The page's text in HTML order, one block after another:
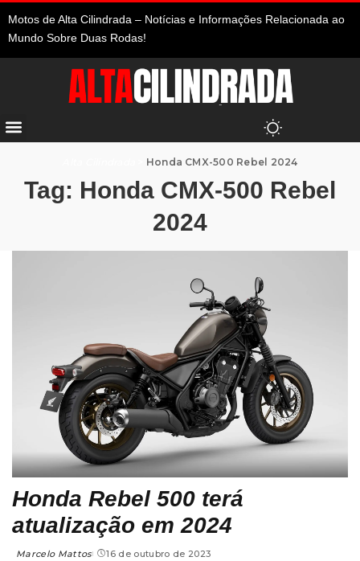
Motos de Alta Cilindrada – Notícias e Informações Relacionada ao
Mundo Sobre Duas Rodas!
Honda CMX-500 Rebel 2024
Tag: Honda CMX-500 Rebel
2024
Honda Rebel 500 terá
atualização em 2024
Marcelo Mattos 16 de outubro de 2023